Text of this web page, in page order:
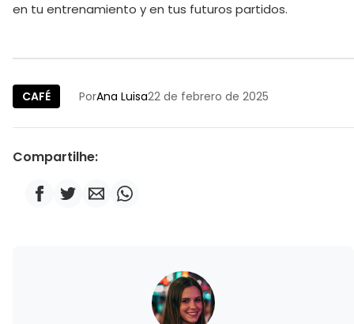
en tu entrenamiento y en tus futuros partidos.
CAFÉ PorAna Luisa22 de febrero de 2025
Compartilhe: